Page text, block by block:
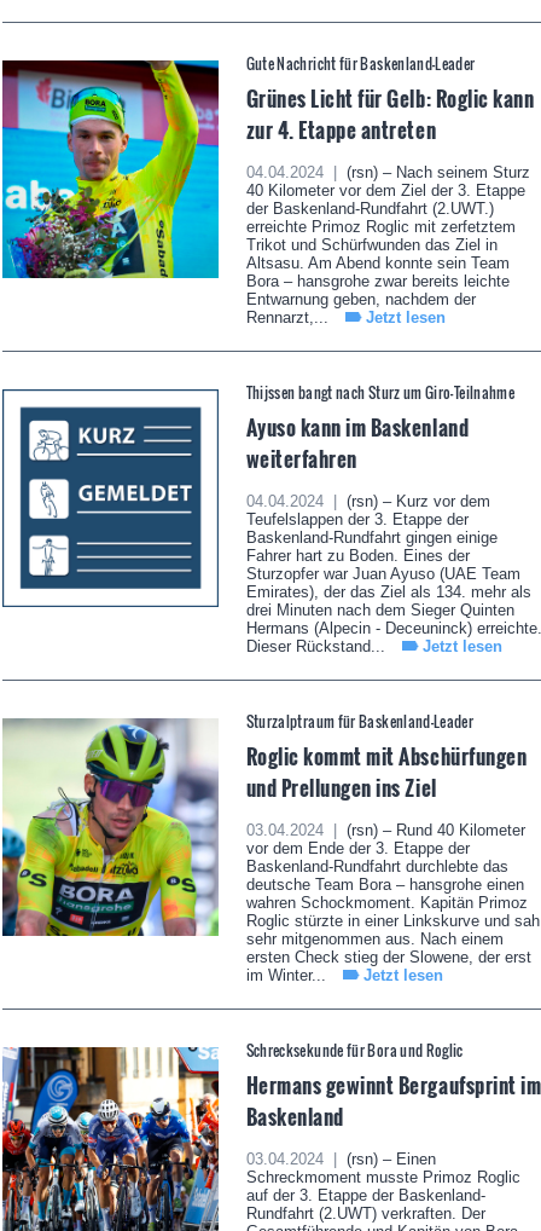
Gute Nachricht für Baskenland-Leader
Grünes Licht für Gelb: Roglic kann
zur 4. Etappe antreten
04.04.2024 |
(rsn) – Nach seinem Sturz
40 Kilometer vor dem Ziel der 3. Etappe
der Baskenland-Rundfahrt (2.UWT.)
erreichte Primoz Roglic mit zerfetztem
Trikot und Schürfwunden das Ziel in
Altsasu. Am Abend konnte sein Team
Bora – hansgrohe zwar bereits leichte
Entwarnung geben, nachdem der
Rennarzt,...
Jetzt lesen
Thijssen bangt nach Sturz um Giro-Teilnahme
Ayuso kann im Baskenland
weiterfahren
04.04.2024 |
(rsn) – Kurz vor dem
Teufelslappen der 3. Etappe der
Baskenland-Rundfahrt gingen einige
Fahrer hart zu Boden. Eines der
Sturzopfer war Juan Ayuso (UAE Team
Emirates), der das Ziel als 134. mehr als
drei Minuten nach dem Sieger Quinten
Hermans (Alpecin - Deceuninck) erreichte.
Dieser Rückstand...
Jetzt lesen
Sturzalptraum für Baskenland-Leader
Roglic kommt mit Abschürfungen
und Prellungen ins Ziel
03.04.2024 |
(rsn) – Rund 40 Kilometer
vor dem Ende der 3. Etappe der
Baskenland-Rundfahrt durchlebte das
deutsche Team Bora – hansgrohe einen
wahren Schockmoment. Kapitän Primoz
Roglic stürzte in einer Linkskurve und sah
sehr mitgenommen aus. Nach einem
ersten Check stieg der Slowene, der erst
im Winter...
Jetzt lesen
Schrecksekunde für Bora und Roglic
Hermans gewinnt Bergaufsprint im
Baskenland
03.04.2024 |
(rsn) – Einen
Schreckmoment musste Primoz Roglic
auf der 3. Etappe der Baskenland-
Rundfahrt (2.UWT) verkraften. Der